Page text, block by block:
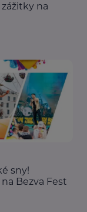
na
sny!
Bezva Fest